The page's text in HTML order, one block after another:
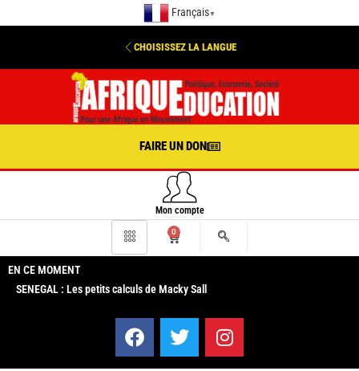
Français ▼
CHOISISSEZ LA LANGUE
FAIRE UN DON
Mon compte
0
EN CE MOMENT
SENEGAL : Les petits calculs de Macky Sall